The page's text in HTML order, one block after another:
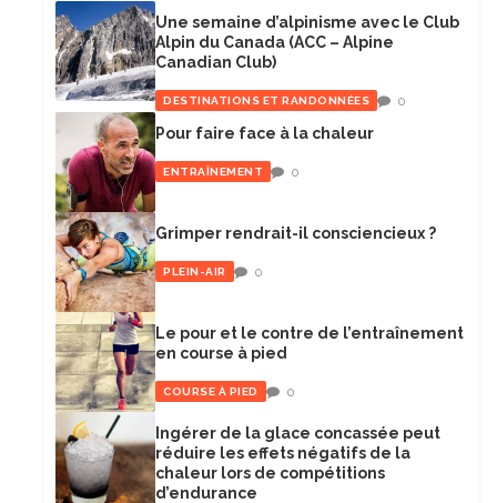
Une semaine d’alpinisme avec le Club
Alpin du Canada (ACC – Alpine
Canadian Club)
DESTINATIONS ET RANDONNÉES 0
Pour faire face à la chaleur
ENTRAÎNEMENT 0
Grimper rendrait-il consciencieux ?
PLEIN-AIR 0
Le pour et le contre de l’entraînement
en course à pied
COURSE À PIED 0
Ingérer de la glace concassée peut
réduire les effets négatifs de la
chaleur lors de compétitions
d’endurance